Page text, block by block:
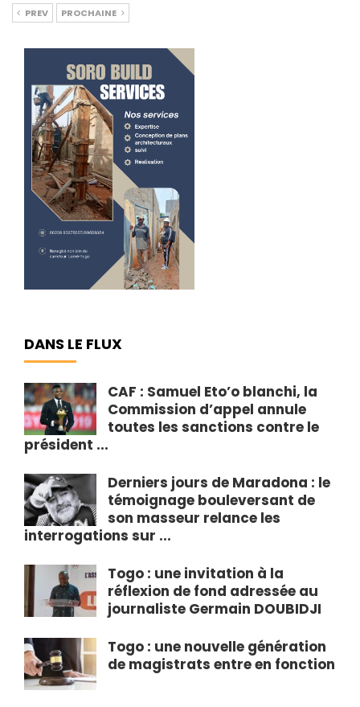
PREV PROCHAINE
DANS LE FLUX
CAF : Samuel Eto’o blanchi, la
Commission d’appel annule
toutes les sanctions contre le
président ...
Derniers jours de Maradona : le
témoignage bouleversant de
son masseur relance les
interrogations sur ...
Togo : une invitation à la
réflexion de fond adressée au
journaliste Germain DOUBIDJI
Togo : une nouvelle génération
de magistrats entre en fonction